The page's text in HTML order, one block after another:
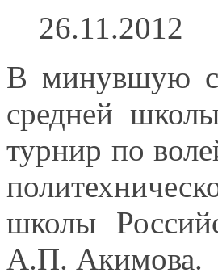
26.11.2012
В минувшую
средней
турнир по
школы
А.П. Акимова.